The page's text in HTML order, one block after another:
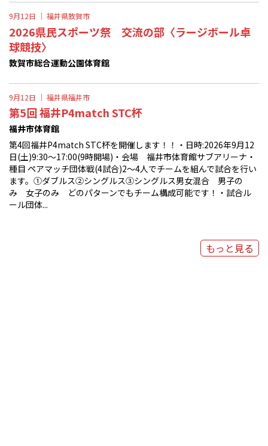
9月12日 ｜ 福井県敦賀市
2026県民スポーツ祭 交流の部〈ラージボール卓
球競技〉
敦賀市総合運動公園体育館
9月12日 ｜ 福井県福井市
第5回 福井P4match STC杯
福井市体育館
第4回福井P4match STC杯を開催します！！・日時:2026年9月12
日(土)9:30〜17:00(9時開場)・会場 福井市体育館サブアリーナ・
種目 ペアマッチ団体戦(4試合)2〜4人でチームを組んで試合を行い
ます。①ダブルス②シングルス③シングルス男女混合 男子の
み 女子のみ どのパターンでもチーム構成可能です！・試合ル
ール団体...
もっと見る